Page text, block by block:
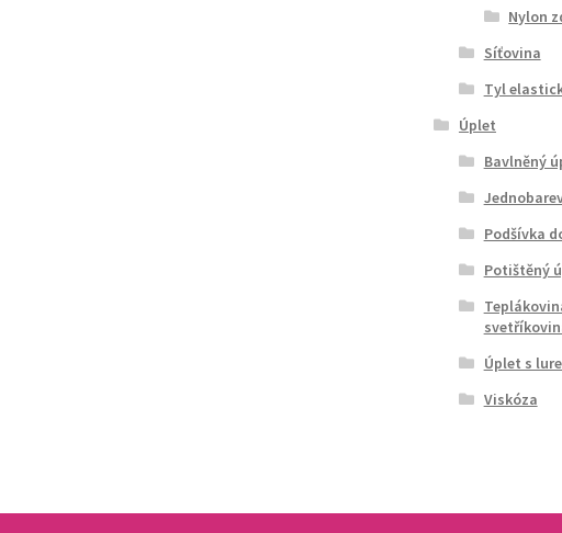
Nylon
Síťovina
Tyl
Úplet
Bavlněný
Podšívka
Potištěný
Úplet s
Viskóza